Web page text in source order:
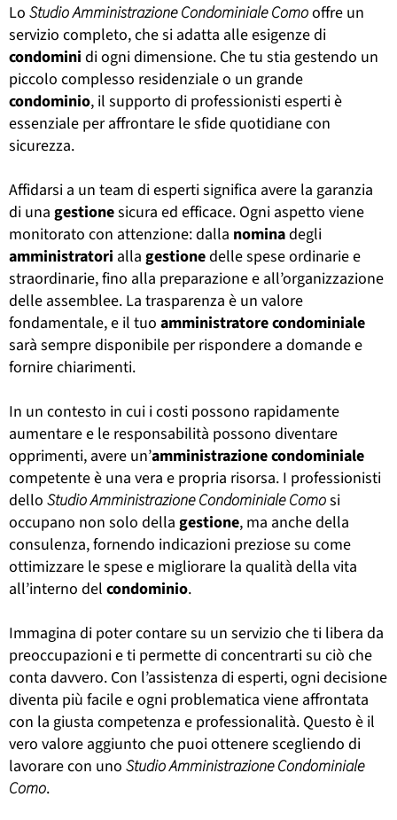
Lo Studio Amministrazione Condominiale Comooffre un
servizio completo, che si adatta alle esigenze di
condomini di ogni dimensione. Che tu stia gestendo un
piccolo complesso residenziale o un grande
condominio, il supporto di professionisti esperti è
essenziale per affrontare le sfide quotidiane con
sicurezza.
Affidarsi a un team di esperti significa avere la garanzia
di una gestionesicura ed efficace. Ogni aspetto viene
monitorato con attenzione: dalla nominadegli
amministratori alla gestionedelle spese ordinarie e
straordinarie, fino alla preparazione e all’organizzazione
delle assemblee. La trasparenza è un valore
fondamentale, e il tuo amministratorecondominiale
sarà sempre disponibile per rispondere a domande e
fornire chiarimenti.
In un contesto in cui i costi possono rapidamente
aumentare e le responsabilità possono diventare
opprimenti, avere un’amministrazionecondominiale
competente è una vera e propria risorsa. I professionisti
dello Studio Amministrazione Condominiale Comosi
occupano non solo della gestione, ma anche della
consulenza, fornendo indicazioni preziose su come
ottimizzare le spese e migliorare la qualità della vita
all’interno del condominio.
Immagina di poter contare su un servizio che ti libera da
preoccupazioni e ti permette di concentrarti su ciò che
conta davvero. Con l’assistenza di esperti, ogni decisione
diventa più facile e ogni problematica viene affrontata
con la giusta competenza e professionalità. Questo è il
vero valore aggiunto che puoi ottenere scegliendo di
lavorare con uno Studio Amministrazione Condominiale
Como.